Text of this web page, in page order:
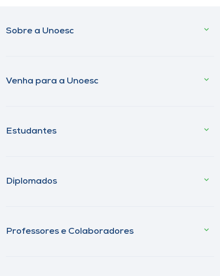
Sobre a Unoesc
Venha para a Unoesc
Estudantes
Diplomados
Professores e Colaboradores